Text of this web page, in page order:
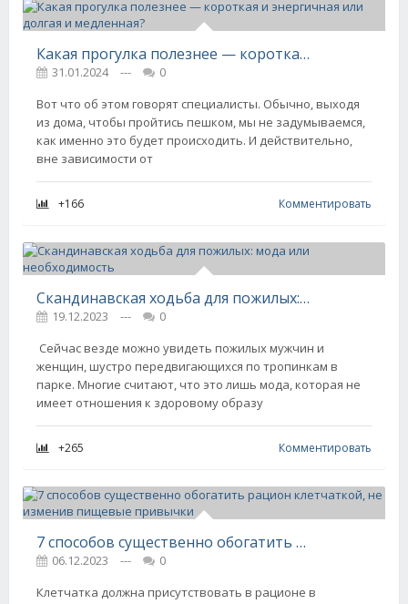
Какая прогулка полезнее — короткая и энергичная или долгая и медленная?
31.01.2024 ---
0
Вот что об этом говорят специалисты. Обычно, выходя
из дома, чтобы пройтись пешком, мы не задумываемся,
как именно это будет происходить. И действительно,
вне зависимости от
+166 Комментировать
Скандинавская ходьба для пожилых: мода или необходимость
19.12.2023 ---
0
Сейчас везде можно увидеть пожилых мужчин и
женщин, шустро передвигающихся по тропинкам в
парке. Многие считают, что это лишь мода, которая не
имеет отношения к здоровому образу
+265 Комментировать
7 способов существенно обогатить рацион клетчаткой, не изменив пищевые привычки
06.12.2023 ---
0
Клетчатка должна присутствовать в рационе в